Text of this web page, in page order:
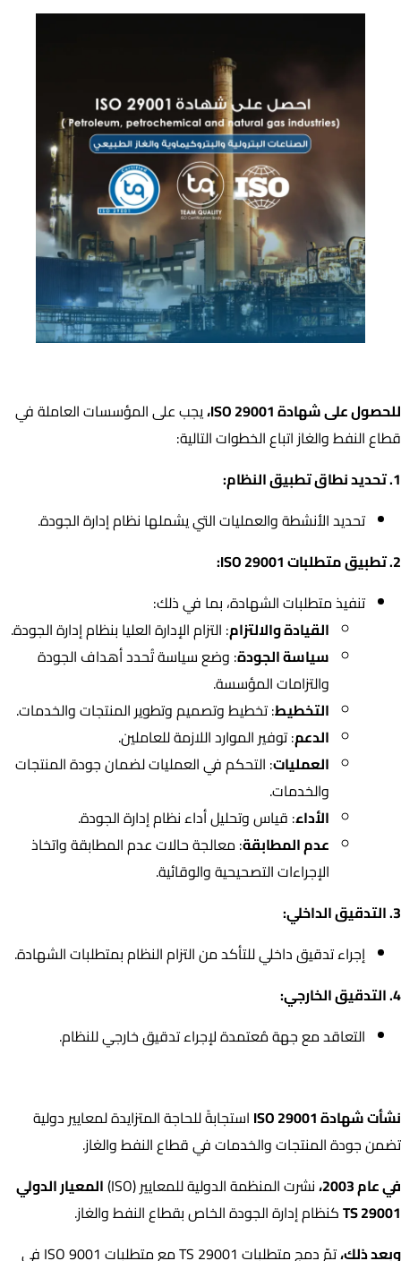
للحصول على شهادة ISO 29001،
يجب على المؤسسات العاملة في
قطاع النفط والغاز اتباع الخطوات التالية:
1. تحديد نطاق تطبيق النظام:
تحديد الأنشطة والعمليات التي يشملها نظام إدارة الجودة.
2. تطبيق متطلبات ISO 29001:
تنفيذ متطلبات الشهادة، بما في ذلك:
القيادة والالتزام: التزام الإدارة العليا بنظام إدارة الجودة.
سياسة الجودة: وضع سياسة تُحدد أهداف الجودة
والتزامات المؤسسة.
التخطيط: تخطيط وتصميم وتطوير المنتجات والخدمات.
الدعم: توفير الموارد اللازمة للعاملين.
العمليات: التحكم في العمليات لضمان جودة المنتجات
والخدمات.
الأداء: قياس وتحليل أداء نظام إدارة الجودة.
عدم المطابقة: معالجة حالات عدم المطابقة واتخاذ
الإجراءات التصحيحية والوقائية.
3. التدقيق الداخلي:
إجراء تدقيق داخلي للتأكد من التزام النظام بمتطلبات الشهادة.
4. التدقيق الخارجي:
التعاقد مع جهة مُعتمدة لإجراء تدقيق خارجي للنظام.
نشأت شهادة ISO 29001
استجابةً للحاجة المتزايدة لمعايير دولية
تضمن جودة المنتجات والخدمات في قطاع النفط والغاز.
في عام 2003،
نشرت المنظمة الدولية للمعايير (ISO)
المعيار الدولي
TS 29001كنظام إدارة الجودة الخاص بقطاع النفط والغاز.
وبعد ذلك،تمّ دمج متطلبات TS 29001 مع متطلبات ISO 9001 في